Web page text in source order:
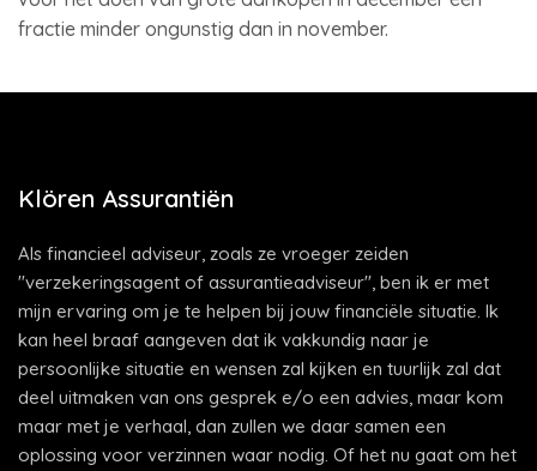
fractie minder ongunstig dan in november.
Klören Assurantiën
Als financieel adviseur, zoals ze vroeger zeiden
"verzekeringsagent of assurantieadviseur", ben ik er met
mijn ervaring om je te helpen bij jouw financiële situatie. Ik
kan heel braaf aangeven dat ik vakkundig naar je
persoonlijke situatie en wensen zal kijken en tuurlijk zal dat
deel uitmaken van ons gesprek e/o een advies, maar kom
maar met je verhaal, dan zullen we daar samen een
oplossing voor verzinnen waar nodig. Of het nu gaat om het